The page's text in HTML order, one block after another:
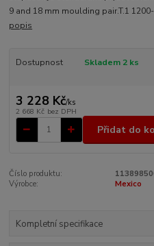
9 and 18 mm moulding pair.T.1
popis
Dostupnost Skladem 2 ks
3 228 Kč/ks
2 668 Kč bez DPH
Přidat do
Číslo produktu:
Výrobce:
Mexico
Kompletní specifikace